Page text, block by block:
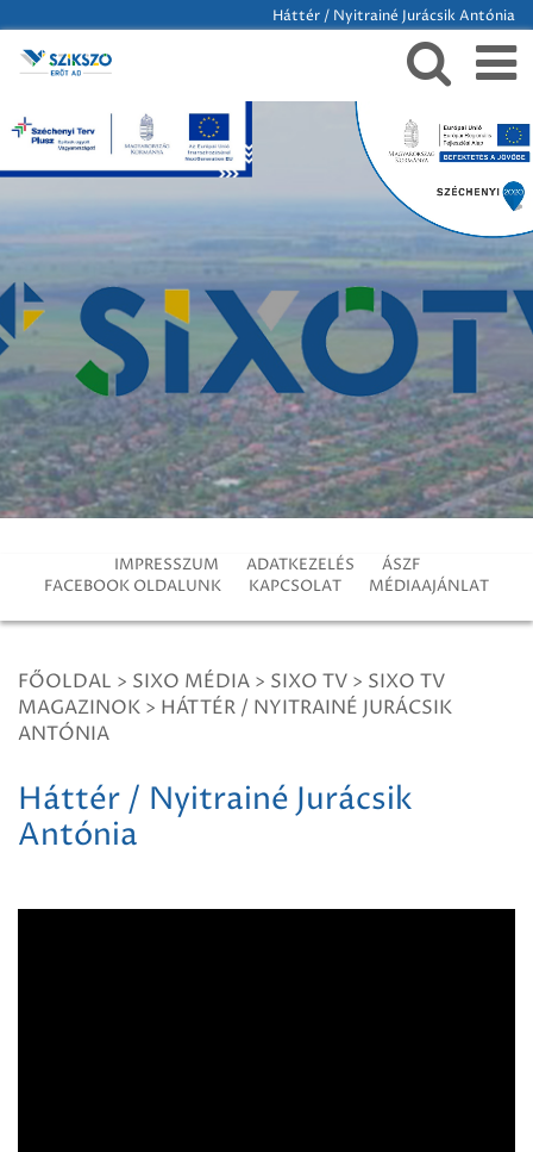
Háttér / Nyitrainé Jurácsik Antónia
IMPRESSZUM ADATKEZELÉS
ÁSZF
FACEBOOK OLDALUNK
KAPCSOLAT MÉDIAAJÁNLAT
FŐOLDAL > SIXO MÉDIA > SIXO TV > SIXO TV
MAGAZINOK > HÁTTÉR / NYITRAINÉ JURÁCSIK
ANTÓNIA
Háttér / Nyitrainé Jurácsik
Antónia